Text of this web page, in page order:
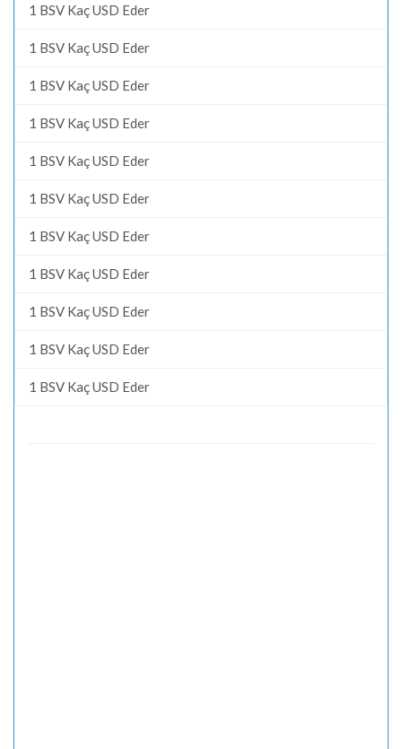
1 BSV Kaç USD Eder
1 BSV Kaç USD Eder
1 BSV Kaç USD Eder
1 BSV Kaç USD Eder
1 BSV Kaç USD Eder
1 BSV Kaç USD Eder
1 BSV Kaç USD Eder
1 BSV Kaç USD Eder
1 BSV Kaç USD Eder
1 BSV Kaç USD Eder
1 BSV Kaç USD Eder